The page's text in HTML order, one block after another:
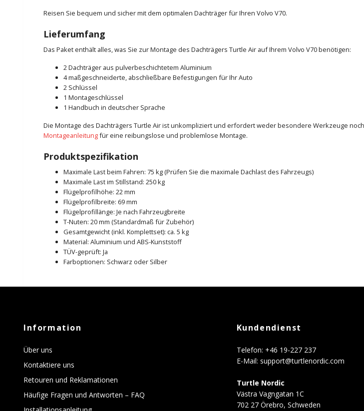
Reisen Sie bequem und sicher mit dem optimalen Dachträger für Ihren Volvo V70.
Lieferumfang
Das Paket enthält alles, was Sie zur Montage des Dachträgers Turtle Air auf Ihrem Volvo V70 benötigen:
2 Dachträger aus pulverbeschichtetem Aluminium
4 maßgeschneiderte, abschließbare Befestigungen für Ihr Auto
2 Schlüssel
1 Montageschlüssel
1 Handbuch in deutscher Sprache
Die Montage des Dachträgers Turtle Air ist unkompliziert und erfordert weder besondere Werkzeuge
Montageanleitungfür eine reibungslose und problemlose Montage.
Produktspezifikation
Maximale Last beim Fahren: 75 kg (Prüfen Sie die maximale Dachlast des Fahrzeugs)
Maximale Last im Stillstand: 250 kg
Flügelprofilhöhe: 22 mm
Flügelprofilbreite: 69 mm
Flügelprofillänge: Je nach Fahrzeugbreite
T-Nuten: 20 mm (Standardmaß für Zubehör)
Gesamtgewicht (inkl. Komplettset): ca. 5 kg
Material: Aluminium und ABS-Kunststoff
TÜV-geprüft: Ja
Farboptionen: Schwarz oder Silber
Information
Über uns
Kontaktiere uns
Retouren und Reklamationen
Häufige Fragen und Antworten – FAQ
Kundendienst
Telefon: +46 19-227 237
E-Mail: support@turtlenordic.com
Turtle Nordic
Västra Vagngatan 1C
702 27 Örebro, Schweden